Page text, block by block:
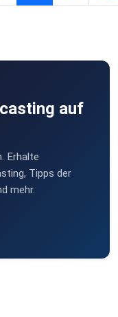
auf
Erhalte
Tipps der
mehr.